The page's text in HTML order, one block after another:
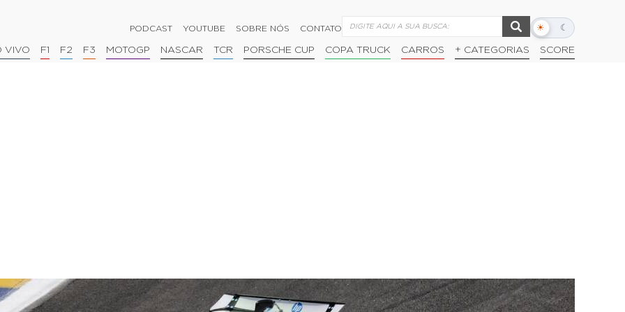
PODCAST YOUTUBE SOBRE NÓS CONTATO ☀ ☾
Alternar
escuro
VIVO F1 F2 F3 MOTOGP NASCAR TCR PORSCHE CUP COPA TRUCK CARROS + CATEGORIAS SCORE